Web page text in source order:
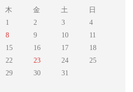
木 金 土
日
1
2 3
4
8 9 10
11
15 16 17
18
22 23 24
25
29 30 31